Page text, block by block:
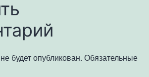
будет опубликован. Обязательные